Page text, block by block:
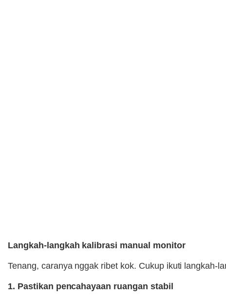
Langkah-langkah kalibrasi manual monitor
Tenang, caranya nggak ribet kok. Cukup ikuti langkah-
1. Pastikan pencahayaan ruangan stabil